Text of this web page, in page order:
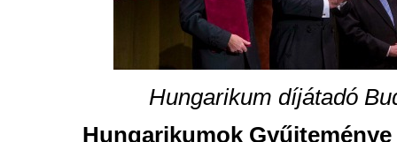
Hungarikum díjátadó
Hungarikumok